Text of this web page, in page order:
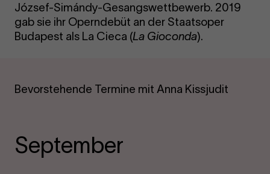
József-Simándy-Gesangswettbewerb. 2019
gab sie ihr Operndebüt an der Staatsoper
Budapest als La Cieca (La Gioconda).
Bevorstehende Termine mit Anna Kissjudit
September